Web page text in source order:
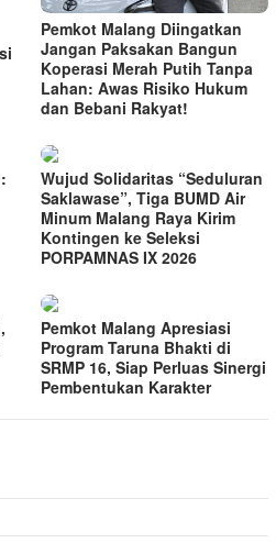
Pemkot Malang Diingatkan
Jangan Paksakan Bangun
Koperasi Merah Putih Tanpa
Lahan: Awas Risiko Hukum
dan Bebani Rakyat!
Wujud Solidaritas “Seduluran
Saklawase”, Tiga BUMD Air
Minum Malang Raya Kirim
Kontingen ke Seleksi
PORPAMNAS IX 2026
Pemkot Malang Apresiasi
Program Taruna Bhakti di
SRMP 16, Siap Perluas Sinergi
Pembentukan Karakter